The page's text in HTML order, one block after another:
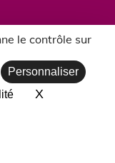
le contrôle sur
Personnaliser
XMasquer le